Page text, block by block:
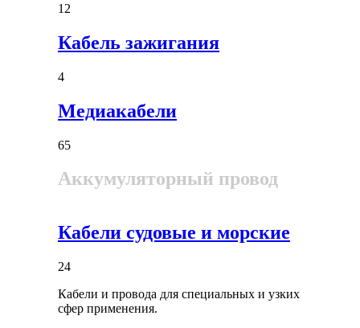
12
Кабель зажигания
4
Медиакабели
65
Аккумуляторный провод
Кабели судовые и морские
24
Кабели и провода для специальных и узких
сфер применения.